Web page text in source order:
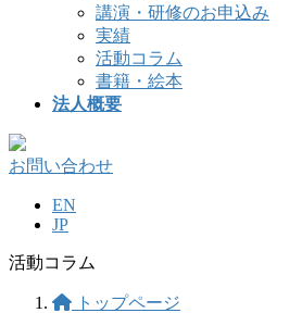
講演・研修のお申込み
実績
活動コラム
書籍・絵本
法人概要
お問い合わせ
EN
JP
活動コラム
トップページ